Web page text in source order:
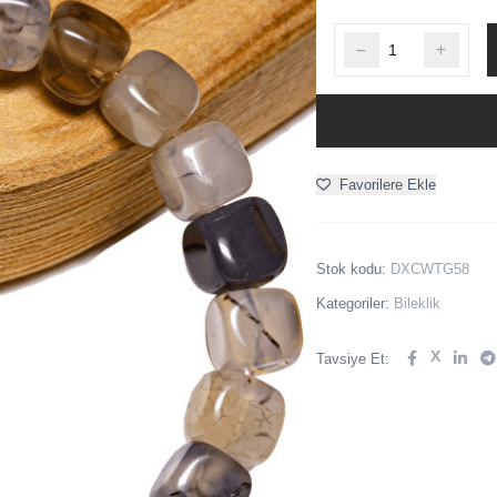
Favorilere Ekle
Stok kodu: DXCWTG58
Kategoriler: Bileklik
Tavsiye Et: X